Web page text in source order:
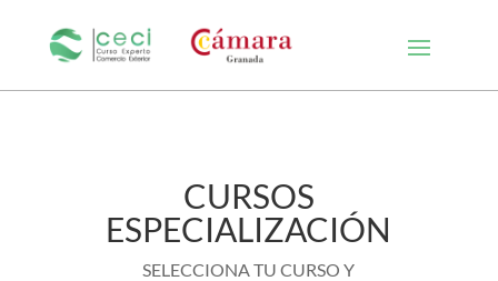
CURSOS
ESPECIALIZACIÓN
SELECCIONA TU CURSO Y